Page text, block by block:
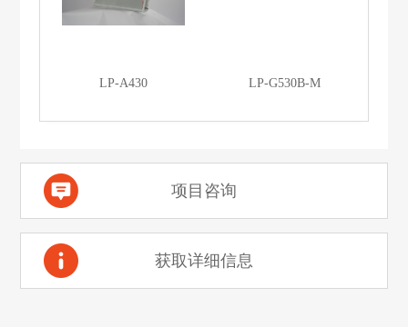
LP-A430 LP-G530B-M
项目咨询
获取详细信息